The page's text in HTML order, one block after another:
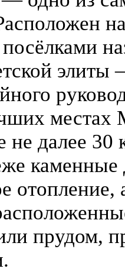
элиты
местах
не далее
прудом,